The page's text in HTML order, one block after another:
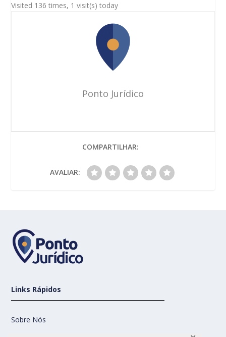
Visited 136 times, 1 visit(s) today
Ponto Jurídico
COMPARTILHAR:
AVALIAR:
Links Rápidos
Sobre Nós